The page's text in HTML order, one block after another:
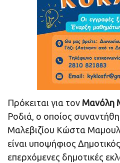
Πρόκειται για τον Μανόλη
Ροδιά, ο οποίος
Μαλεβιζίου Κώστα
είναι υποψήφιος
επερχόμενες δημοτικές